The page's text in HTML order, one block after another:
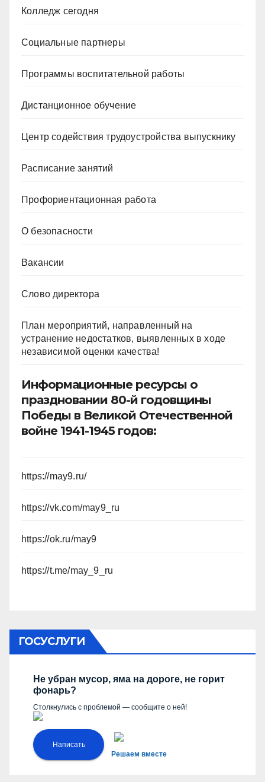
Колледж сегодня
Социальные партнеры
Программы воспитательной работы
Дистанционное обучение
Центр содействия трудоустройства выпускнику
Расписание занятий
Профориентационная работа
О безопасности
Вакансии
Слово директора
План мероприятий, направленный на
устранение недостатков, выявленных в ходе
независимой оценки качества!
Информационные ресурсы о
праздновании 80-й годовщины
Победы в Великой Отечественной
войне 1941-1945 годов:
https://may9.ru/
https://vk.com/may9_ru
https://ok.ru/may9
https://t.me/may_9_ru
ГОСУСЛУГИ
Не убран мусор, яма на дороге, не горит
фонарь?
Столкнулись с проблемой — сообщите о ней!
Написать
Решаем вместе